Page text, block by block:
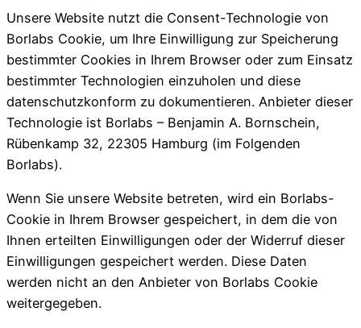
Unsere Website nutzt die Consent-Technologie von
Borlabs Cookie, um Ihre Einwilligung zur Speicherung
bestimmter Cookies in Ihrem Browser oder zum Einsatz
bestimmter Technologien einzuholen und diese
datenschutzkonform zu dokumentieren. Anbieter dieser
Technologie ist Borlabs – Benjamin A. Bornschein,
Rübenkamp 32, 22305 Hamburg (im Folgenden
Borlabs).
Wenn Sie unsere Website betreten, wird ein Borlabs-
Cookie in Ihrem Browser gespeichert, in dem die von
Ihnen erteilten Einwilligungen oder der Widerruf dieser
Einwilligungen gespeichert werden. Diese Daten
werden nicht an den Anbieter von Borlabs Cookie
weitergegeben.